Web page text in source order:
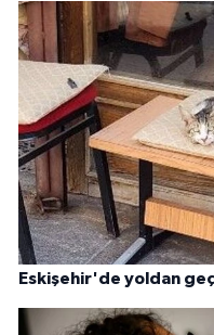
Eskişehir'de yoldan